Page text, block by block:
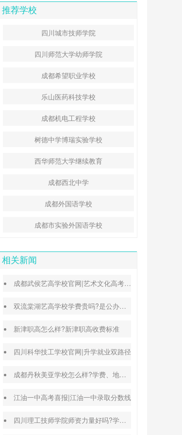
推荐学校
四川城市技师学院
四川师范大学幼师学院
成都希望职业学校
乐山医药科技学校
成都机电工程学校
树德中学博瑞实验学校
西华师范大学继续教育
成都西北中学
成都外国语学校
成都市实验外国语学校
相关新闻
成都武侯艺高学校官网|艺术文化高考班能高考吗
双流棠湖艺高学校学费贵吗?是公办还是民办
新津职高怎么样?新津职高收费标准
四川科华技工学校官网|升学就业双路径
成都丹秋美亚学校怎么样?学费、地址、办学特色汇总
江油一中高考喜报|江油一中录取分数线
四川理工技师学院师资力量好吗?学校地址在哪里